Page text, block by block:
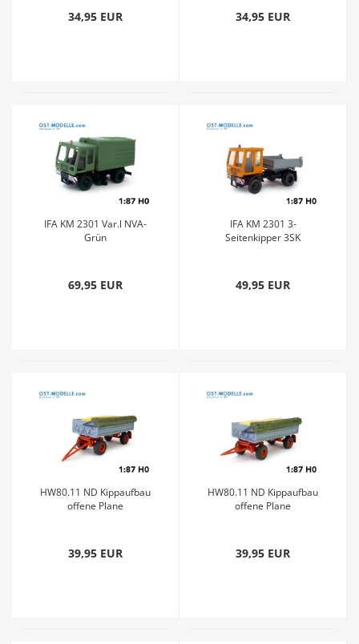
34,95 EUR 34,95 EUR
IFA KM 2301 Var.l NVA-
Grün
69,95 EUR
IFA KM 2301 3-
Seitenkipper 3SK
49,95 EUR
HW80.11 ND Kippaufbau
offene Plane
39,95 EUR
HW80.11 ND Kippaufbau
offene Plane
39,95 EUR